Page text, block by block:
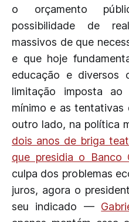
o orçamento
possibilidade de
massivos de que
e que hoje
educação e diversos
limitação imposta ao
mínimo e as tentativas
outro lado, na política
dois anos de briga
que presidia o Banco
culpa dos problemas
juros, agora o
seu indicado —